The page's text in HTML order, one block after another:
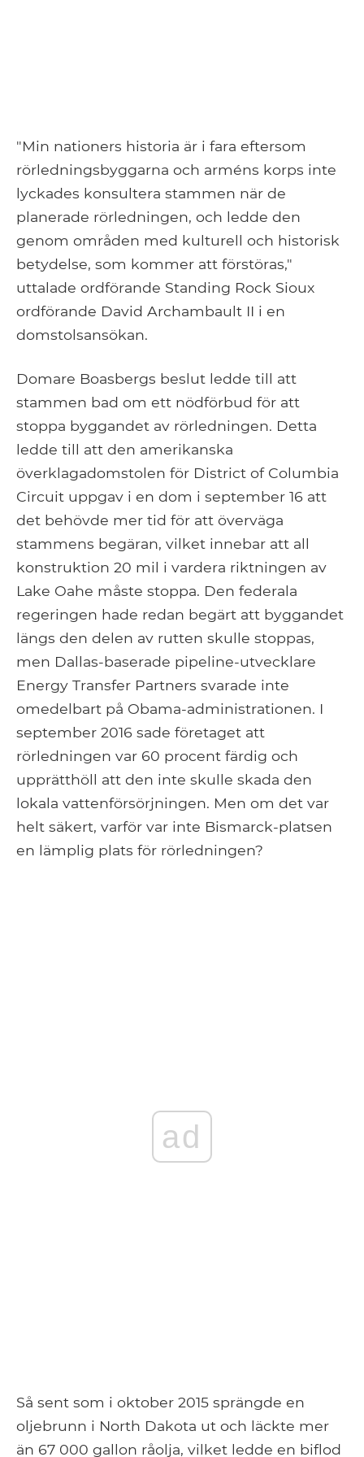
"Min nationers historia är i fara eftersom
rörledningsbyggarna och arméns korps inte
lyckades konsultera stammen när de
planerade rörledningen, och ledde den
genom områden med kulturell och historisk
betydelse, som kommer att förstöras,"
uttalade ordförande Standing Rock Sioux
ordförande David Archambault II i en
domstolsansökan.
Domare Boasbergs beslut ledde till att
stammen bad om ett nödförbud för att
stoppa byggandet av rörledningen. Detta
ledde till att den amerikanska
överklagadomstolen för District of Columbia
Circuit uppgav i en dom i september 16 att
det behövde mer tid för att överväga
stammens begäran, vilket innebar att all
konstruktion 20 mil i vardera riktningen av
Lake Oahe måste stoppa. Den federala
regeringen hade redan begärt att byggandet
längs den delen av rutten skulle stoppas,
men Dallas-baserade pipeline-utvecklare
Energy Transfer Partners svarade inte
omedelbart på Obama-administrationen. I
september 2016 sade företaget att
rörledningen var 60 procent färdig och
upprätthöll att den inte skulle skada den
lokala vattenförsörjningen. Men om det var
helt säkert, varför var inte Bismarck-platsen
en lämplig plats för rörledningen?
ad
Så sent som i oktober 2015 sprängde en
oljebrunn i North Dakota ut och läckte mer
än 67 000 gallon råolja, vilket ledde en biflod